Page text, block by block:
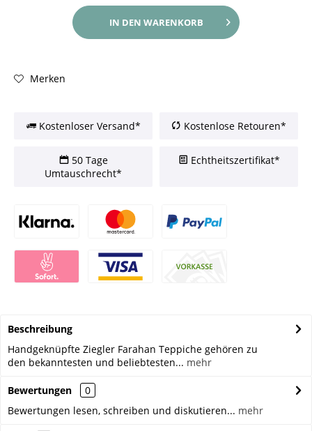
IN DEN WARENKORB
Merken
Kostenloser Versand* Kostenlose Retouren*
50 Tage
Umtauschrecht*
Echtheitszertifikat*
Beschreibung
Handgeknüpfte Ziegler Farahan Teppiche gehören zu
den bekanntesten und beliebtesten... mehr
Bewertungen
0
Bewertungen lesen, schreiben und diskutieren... mehr